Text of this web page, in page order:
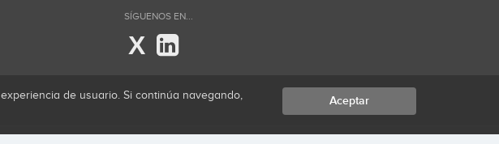
SÍGUENOS EN...
X
de usuario. Si continúa navegando,
Aceptar